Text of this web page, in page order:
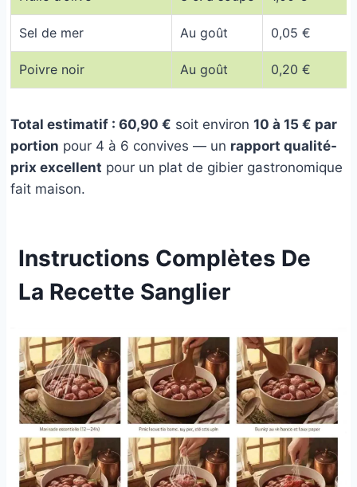
Sel de mer Au goût 0,05 €
Poivre noir Au goût 0,20 €
Total estimatif : 60,90 € soit environ 10 à 15 € par
portion pour 4 à 6 convives — un rapport qualité-
prix excellent pour un plat de gibier gastronomique
fait maison.
Instructions Complètes De
La Recette Sanglier